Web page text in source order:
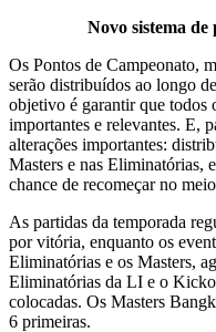
Novo sistema de
Os Pontos de Campeonato,
serão distribuídos ao longo
objetivo é garantir que todos
importantes e relevantes. E,
alterações importantes:
Masters e nas Eliminatórias,
chance de recomeçar no
As partidas da temporada
por vitória, enquanto os
Eliminatórias e os Masters,
Eliminatórias da LI e o
colocadas. Os Masters
6 primeiras.